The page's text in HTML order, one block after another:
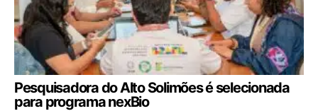
Pesquisadora do Alto Solimões é selecionada
para programa nexBio